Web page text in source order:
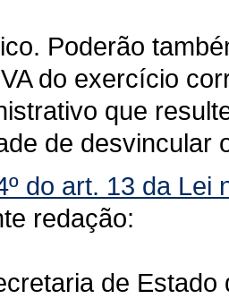
Poderão
do exercício
que
de desvincular
do art. 13 da Lei
redação:
de